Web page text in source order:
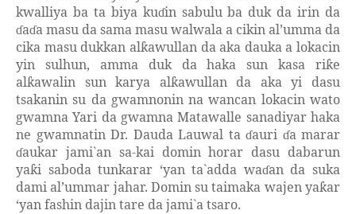
kwalliya ba ta biya kuɗin sabulu ba duk da irin da
ɗaɗa masu da sama masu walwala a cikin al’umma da
cika masu dukkan alƙawullan da aka dauka a lokacin
yin sulhun, amma duk da haka sun kasa riƙe
alƙawalin sun karya alƙawullan da aka yi dasu
tsakanin su da gwamnonin na wancan lokacin wato
gwamna Yari da gwamna Matawalle sanadiyar haka
ne gwamnatin Dr. Dauda Lauwal ta ɗauri ɗa marar
ɗaukar jami`an sa-kai domin horar dasu dabarun
yaƙi saboda tunkarar ‘yan ta`adda waɗanda suka
dami al’ummar jahar. Domin su taimaka wajen yaƙar
‘yan fashin dajin tare da jami`a tsaro.